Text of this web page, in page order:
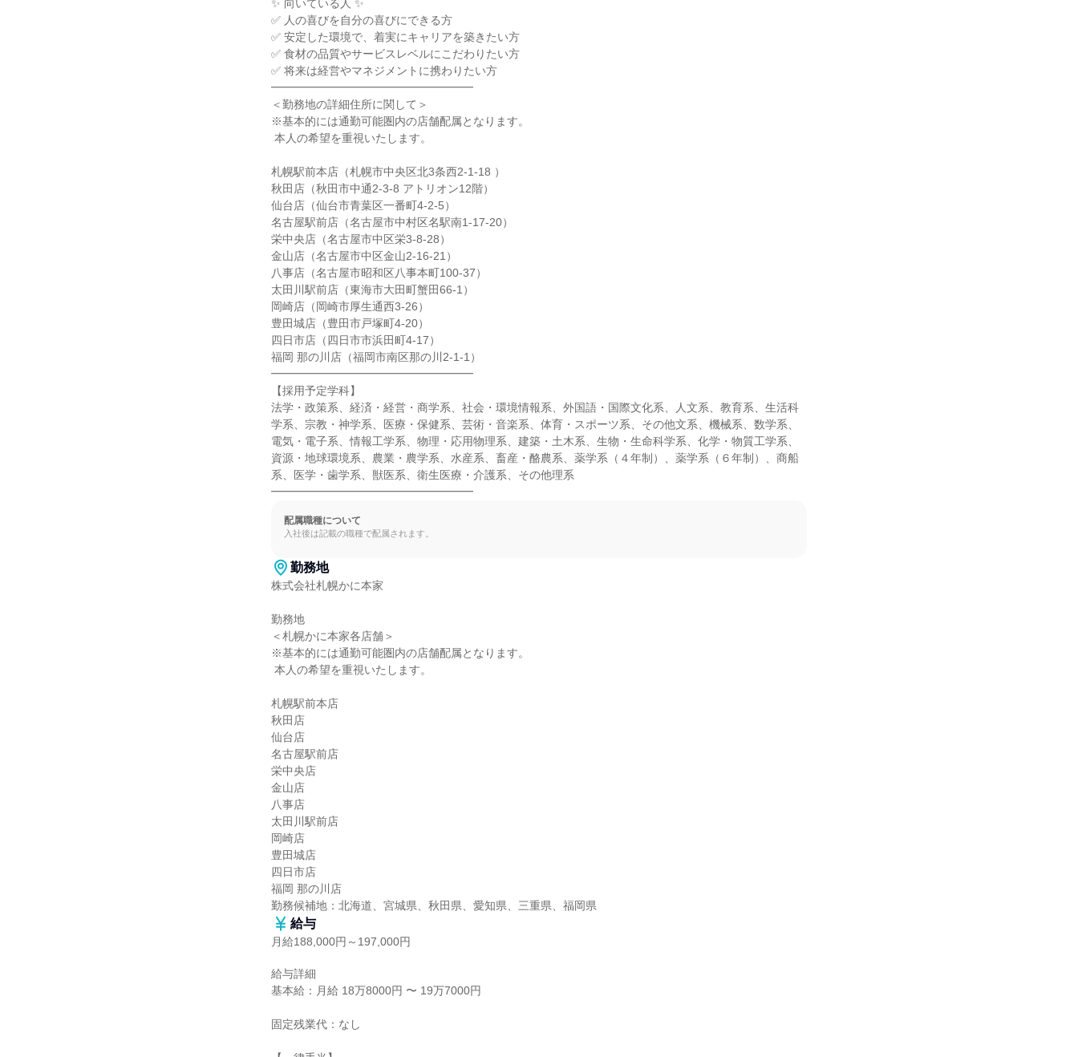
✨ 向いている人 ✨
✅ 人の喜びを自分の喜びにできる方
✅ 安定した環境で、着実にキャリアを築きたい方
✅ 食材の品質やサービスレベルにこだわりたい方
✅ 将来は経営やマネジメントに携わりたい方
━━━━━━━━━━━━━━━━━━
＜勤務地の詳細住所に関して＞
※基本的には通勤可能圏内の店舗配属となります。
札幌駅前本店（札幌市中央区北3条西2-1-18 ）
秋田店（秋田市中通2-3-8 アトリオン12階）
仙台店（仙台市青葉区一番町4-2-5）
名古屋駅前店（名古屋市中村区名駅南1-17-20）
栄中央店（名古屋市中区栄3-8-28）
金山店（名古屋市中区金山2-16-21）
八事店（名古屋市昭和区八事本町100-37）
太田川駅前店（東海市大田町蟹田66-1）
岡崎店（岡崎市厚生通西3-26）
豊田城店（豊田市戸塚町4-20）
四日市店（四日市市浜田町4-17）
福岡 那の川店（福岡市南区那の川2-1-1）
━━━━━━━━━━━━━━━━━━
【採用予定学科】
法学・政策系、経済・経営・商学系、社会・環境情報系、外国語・国際文化系、人文系、教育系、生活科
学系、宗教・神学系、医療・保健系、芸術・音楽系、体育・スポーツ系、その他文系、機械系、数学系、
電気・電子系、情報工学系、物理・応用物理系、建築・土木系、生物・生命科学系、化学・物質工学系、
資源・地球環境系、農業・農学系、水産系、畜産・酪農系、薬学系（４年制）、薬学系（６年制）、商船
系、医学・歯学系、獣医系、衛生医療・介護系、その他理系
━━━━━━━━━━━━━━━━━━
配属職種について
入社後は記載の職種で配属されます。
勤務地
株式会社札幌かに本家
勤務地
＜札幌かに本家各店舗＞
※基本的には通勤可能圏内の店舗配属となります。
札幌駅前本店
秋田店
仙台店
名古屋駅前店
栄中央店
金山店
八事店
太田川駅前店
岡崎店
豊田城店
四日市店
福岡 那の川店
勤務候補地：北海道、宮城県、秋田県、愛知県、三重県、福岡県
給与
月給188,000円～197,000円
給与詳細
基本給：月給 18万8000円 〜 19万7000円
固定残業代：なし